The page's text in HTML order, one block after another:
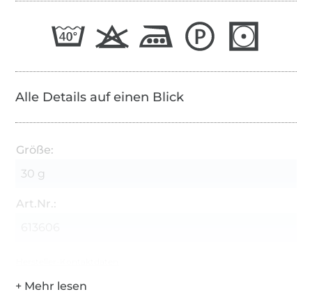
Alle Details auf einen Blick
Größe:
30 g
Art.Nr.: